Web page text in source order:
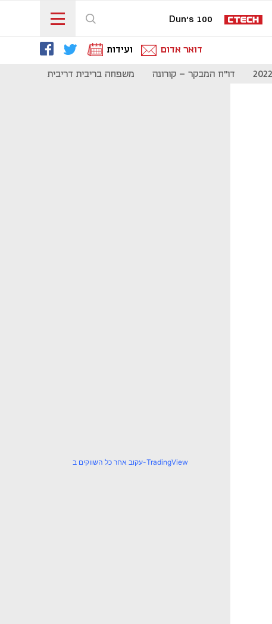
Dun's 100
דואר אדום ועידות
דו"ח המבקר - קורונה משפחה בריבית דריבית
עקוב אחר כל השווקים ב-TradingView